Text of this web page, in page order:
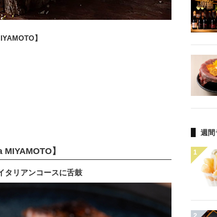
】
】
タリアンコースに舌鼓
週間
1